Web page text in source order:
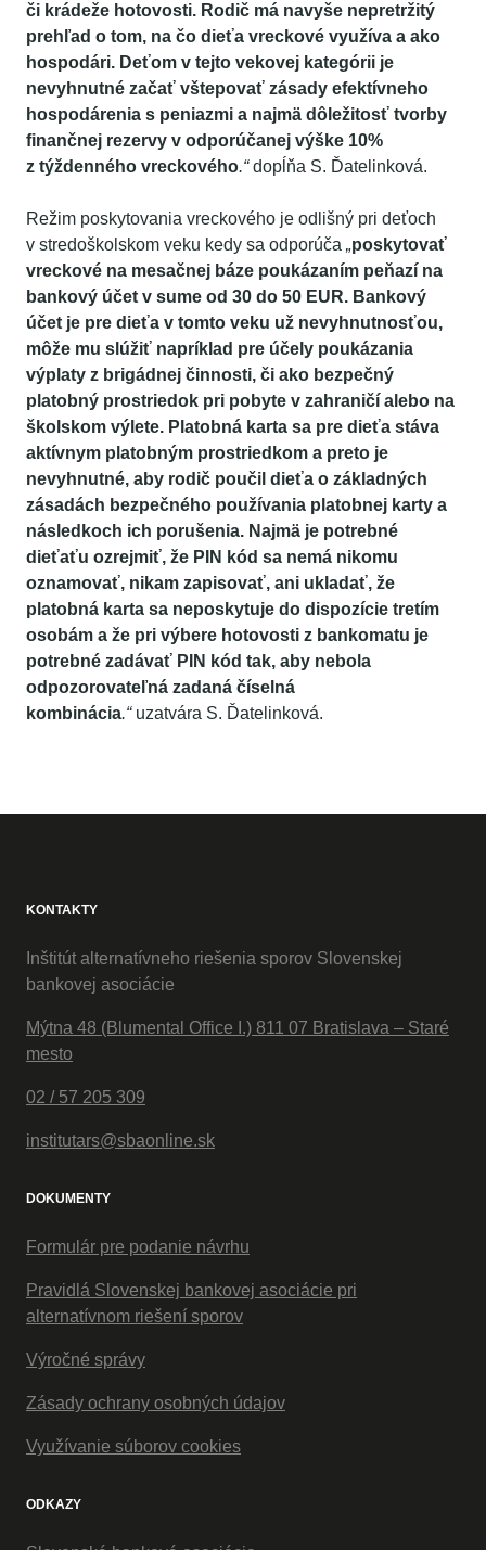
či krádeže hotovosti. Rodič má navyše nepretržitý
prehľad o tom, na čo dieťa vreckové využíva a ako
hospodári. Deťom v tejto vekovej kategórii je
nevyhnutné začať vštepovať zásady efektívneho
hospodárenia s peniazmi a najmä dôležitosť tvorby
finančnej rezervy v odporúčanej výške 10%
z týždenného vreckového.“dopĺňa S. Ďatelinková.
Režim poskytovania vreckového je odlišný pri deťoch
v stredoškolskom veku kedy sa odporúča „poskytovať
vreckové na mesačnej báze poukázaním peňazí na
bankový účet v sume od 30 do 50 EUR. Bankový
účet je pre dieťa v tomto veku už nevyhnutnosťou,
môže mu slúžiť napríklad pre účely poukázania
výplaty z brigádnej činnosti, či ako bezpečný
platobný prostriedok pri pobyte v zahraničí alebo na
školskom výlete. Platobná karta sa pre dieťa stáva
aktívnym platobným prostriedkom a preto je
nevyhnutné, aby rodič poučil dieťa o základných
zásadách bezpečného používania platobnej karty a
následkoch ich porušenia. Najmä je potrebné
dieťaťu ozrejmiť, že PIN kód sa nemá nikomu
oznamovať, nikam zapisovať, ani ukladať, že
platobná karta sa neposkytuje do dispozície tretím
osobám a že pri výbere hotovosti z bankomatu je
potrebné zadávať PIN kód tak, aby nebola
odpozorovateľná zadaná číselná
kombinácia.“ uzatvára S. Ďatelinková.
KONTAKTY
Inštitút alternatívneho riešenia sporov Slovenskej
bankovej asociácie
Mýtna 48 (Blumental Office I.) 811 07 Bratislava – Staré
mesto
02 / 57 205 309
institutars@sbaonline.sk
DOKUMENTY
Formulár pre podanie návrhu
Pravidlá Slovenskej bankovej asociácie pri
alternatívnom riešení sporov
Výročné správy
Zásady ochrany osobných údajov
Využívanie súborov cookies
ODKAZY